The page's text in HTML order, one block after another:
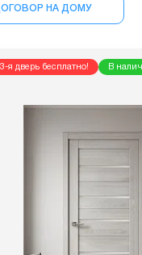
НА ДОМУ
я дверь бесплатно! В